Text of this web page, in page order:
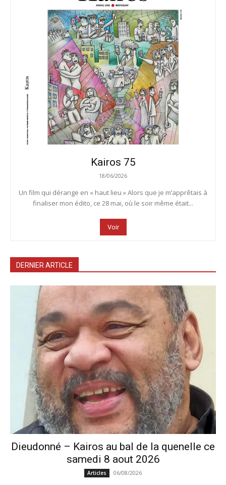
Kairos 75
18/06/2026
Un film qui dérange en « haut lieu » Alors que je m’apprêtais à
finaliser mon édito, ce 28 mai, où le soir même était...
Voir
DERNIER ARTICLE
Dieudonné – Kairos au bal de la quenelle ce
samedi 8 aout 2026
Articles 06/08/2026